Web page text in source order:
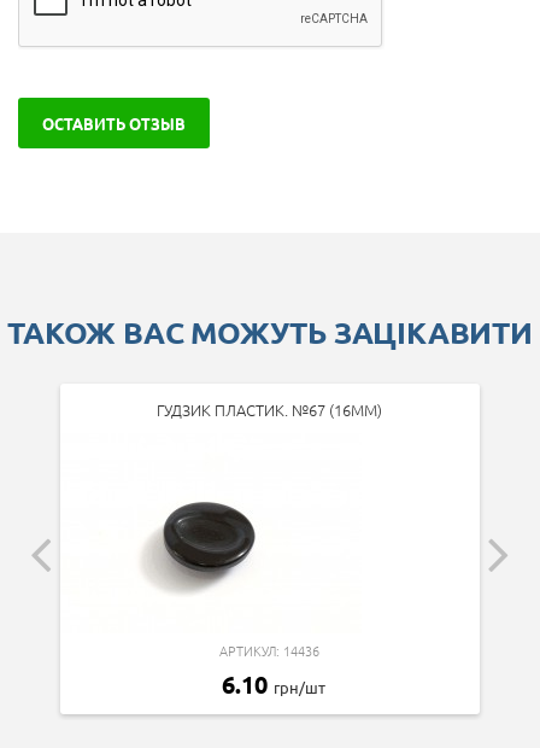
ОСТАВИТЬ ОТЗЫВ
ТАКОЖ ВАС МОЖУТЬ ЗАЦІКАВИТИ
ГУДЗИК ПЛАСТИК. №67 (16ММ)
АРТИКУЛ: 14436
6.10 грн/шт